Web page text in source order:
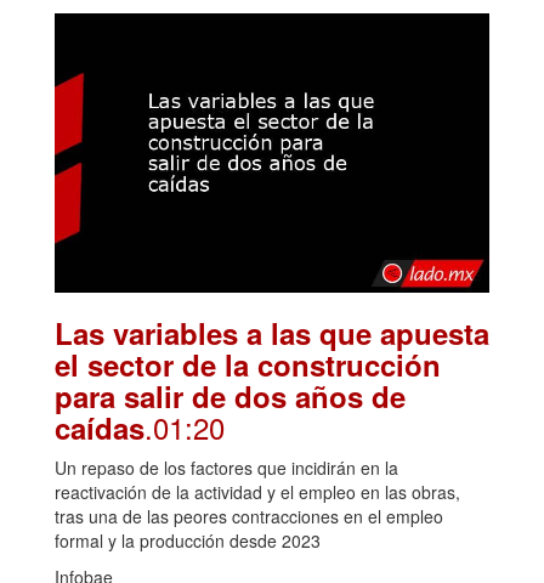
Las variables a las que apuesta
el sector de la construcción
para salir de dos años de
caídas.01:20
Un repaso de los factores que incidirán en la
reactivación de la actividad y el empleo en las obras,
tras una de las peores contracciones en el empleo
formal y la producción desde 2023
Infobae